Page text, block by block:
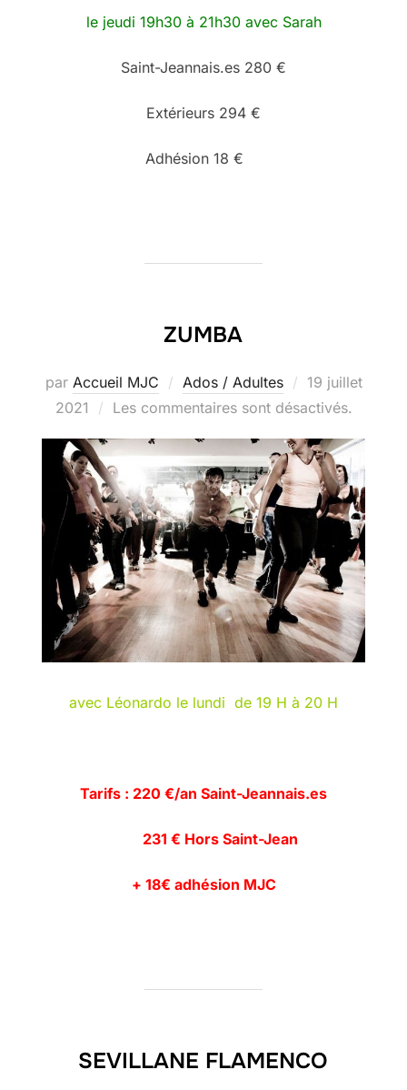
le jeudi 19h30 à 21h30 avec Sarah
Saint-Jeannais.es 280 €
Extérieurs 294 €
Adhésion 18 €
ZUMBA
par Accueil MJC Ados / Adultes
Publié
le
19 juillet
2021
Les commentaires sont désactivés.
avec Léonardo le lundi de 19 H à 20 H
Tarifs : 220 €/an Saint-Jeannais.es
231 € Hors Saint-Jean
+ 18€ adhésion MJC
SEVILLANE FLAMENCO